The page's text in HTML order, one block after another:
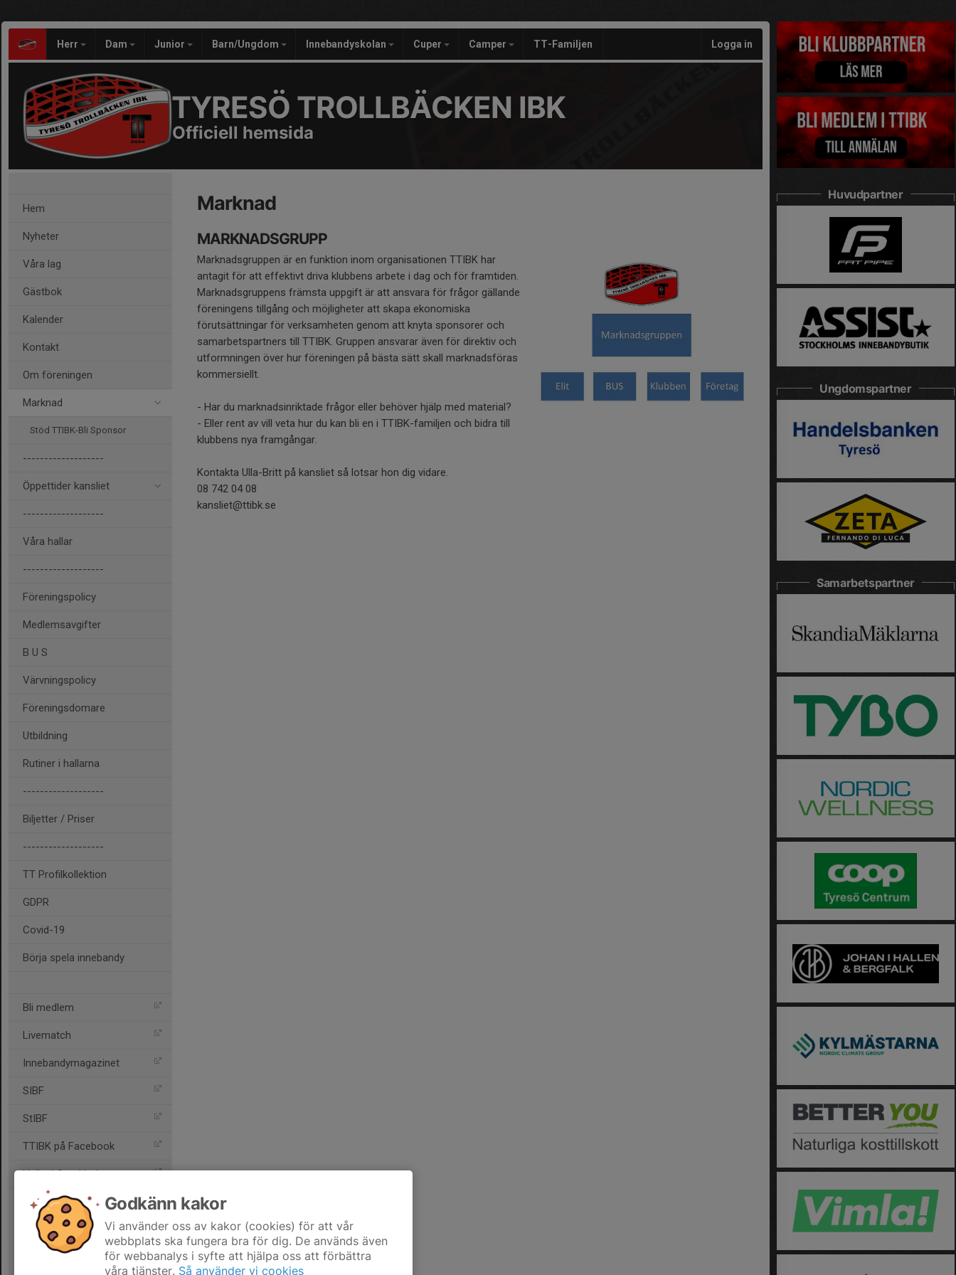
Herr Dam Junior Barn/Ungdom Innebandyskolan Cuper Camper TT-Familjen Logga in
TYRESÖ TROLLBÄCKEN IBK
Officiell hemsida
Hem
Nyheter
Våra lag
Gästbok
Kalender
Kontakt
Om föreningen
Marknad
Stöd TTIBK-Bli Sponsor
-------------------
Öppettider kansliet
-------------------
Våra hallar
-------------------
Föreningspolicy
Medlemsavgifter
B U S
Värvningspolicy
Föreningsdomare
Utbildning
Rutiner i hallarna
-------------------
Biljetter / Priser
-------------------
TT Profilkollektion
GDPR
Covid-19
Börja spela innebandy
Bli medlem
Livematch
Innebandymagazinet
SIBF
StIBF
TTIBK på Facebook
Hallar i Stockholm
Marknad
MARKNADSGRUPP
Marknadsgruppen är en funktion inom organisationen TTIBK har
antagit för att effektivt driva klubbens arbete i dag och för framtiden.
Marknadsgruppens främsta uppgift är att ansvara för frågor gällande
föreningens tillgång och möjligheter att skapa ekonomiska
förutsättningar för verksamheten genom att knyta sponsorer och
samarbetspartners till TTIBK. Gruppen ansvarar även för direktiv och
utformningen över hur föreningen på bästa sätt skall marknadsföras
kommersiellt.
- Har du marknadsinriktade frågor eller behöver hjälp med material?
- Eller rent av vill veta hur du kan bli en i TTIBK-familjen och bidra till
klubbens nya framgångar.
Kontakta Ulla-Britt på kansliet så lotsar hon dig vidare.
08 742 04 08
kansliet@ttibk.se
Huvudpartner
Ungdomspartner
Samarbetspartner
Godkänn kakor
Vi använder oss av kakor (cookies) för att vår
webbplats ska fungera bra för dig. De används även
för webbanalys i syfte att hjälpa oss att förbättra
våra tjänster. Så använder vi cookies